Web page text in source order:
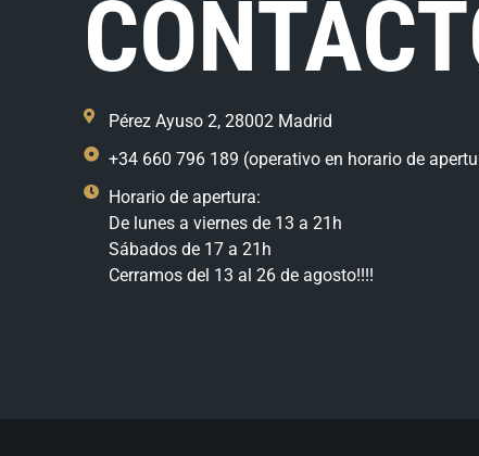
Pérez Ayuso 2, 28002 Madrid
+34 660 796 189 (operativo en horario de
Horario de apertura:
De lunes a viernes de 13 a 21h
Sábados de 17 a 21h
Cerramos del 13 al 26 de agosto!!!!